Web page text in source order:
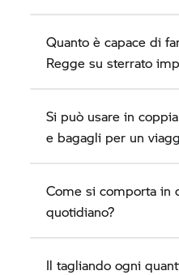
Quanto è capace di
Regge su sterrato
Si può usare in
e bagagli per un
Come si comporta in
quotidiano?
Il tagliando ogni